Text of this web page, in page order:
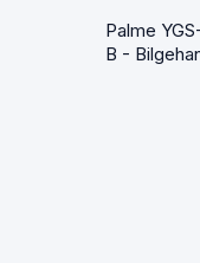
Palme
B -